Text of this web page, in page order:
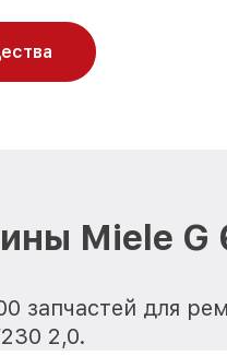
Miele G
запчастей для
2,0.